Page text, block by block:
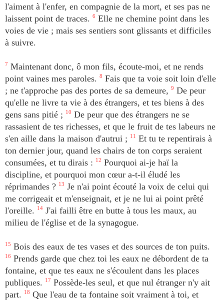
l'aiment à l'enfer, en compagnie de la mort, et ses pas ne
laissent point de traces. 6 Elle ne chemine point dans les
voies de vie ; mais ses sentiers sont glissants et difficiles
à suivre.
7 Maintenant donc, ô mon fils, écoute-moi, et ne rends
point vaines mes paroles. 8 Fais que ta voie soit loin d'elle
; ne t'approche pas des portes de sa demeure, 9 De peur
qu'elle ne livre ta vie à des étrangers, et tes biens à des
gens sans pitié ;
10 De peur que des étrangers ne se
rassasient de tes richesses, et que le fruit de tes labeurs ne
s'en aille dans la maison d'autrui ;
11
Et tu te repentirais à
ton dernier jour, quand les chairs de ton corps seraient
consumées, et tu dirais :
12 Pourquoi ai-je haï la
discipline, et pourquoi mon cœur a-t-il éludé les
réprimandes ? 13 Je n'ai point écouté la voix de celui qui
me corrigeait et m'enseignait, et je ne lui ai point prêté
l'oreille.
14 J'ai failli être en butte à tous les maux, au
milieu de l'église et de la synagogue.
15 Bois des eaux de tes vases et des sources de ton puits.
16 Prends garde que chez toi les eaux ne débordent de ta
fontaine, et que tes eaux ne s'écoulent dans les places
publiques.
17 Possède-les seul, et que nul étranger n'y ait
part.
18 Que l'eau de ta fontaine soit vraiment à toi, et